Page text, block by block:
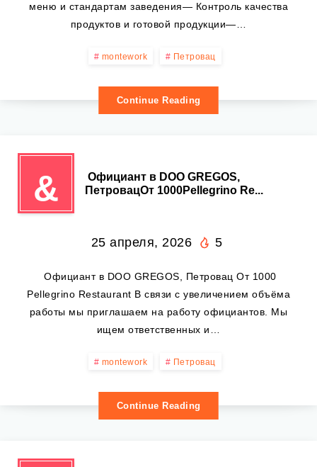
меню и стандартам заведения— Контроль качества
продуктов и готовой продукции—…
montework Петровац
Continue Reading
&
️ Официант в DOO GREGOS,
ПетровацОт 1000Pellegrino Re...
25 апреля, 2026 5
️ Официант в DOO GREGOS, Петровац От 1000
Pellegrino Restaurant В связи с увеличением объёма
работы мы приглашаем на работу официантов. Мы
ищем ответственных и…
montework Петровац
Continue Reading